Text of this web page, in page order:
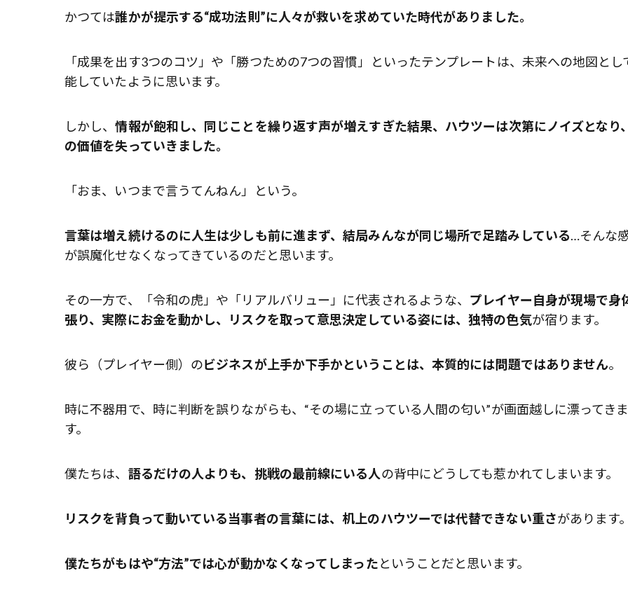
かつては誰かが提示する“成功法則”に人々が救いを求めていた時代がありました。
「成果を出す3つのコツ」や「勝つための7つの習慣」といったテンプレートは、未来への地図とし
能していたように思います。
しかし、情報が飽和し、同じことを繰り返す声が増えすぎた結果、ハウツーは次第にノイズとなり
の価値を失っていきました。
「おま、いつまで言うてんねん」という。
言葉は増え続けるのに人生は少しも前に進まず、結局みんなが同じ場所で足踏みしている…そんな
が誤魔化せなくなってきているのだと思います。
その一方で、「令和の虎」や「リアルバリュー」に代表されるような、 プレイヤー自身が現場で身
張り、実際にお金を動かし、リスクを取って意思決定している姿には、独特の色気が宿ります。
彼ら（プレイヤー側）のビジネスが上手か下手かということは、本質的には問題ではありません。
時に不器用で、時に判断を誤りながらも、“その場に立っている人間の匂い”が画面越しに漂ってきま
す。
僕たちは、 語るだけの人よりも、 挑戦の最前線にいる人の背中にどうしても惹かれてしまいます。
リスクを背負って動いている当事者の言葉には、机上のハウツーでは代替できない重さがあります。
僕たちがもはや“方法”では心が動かなくなってしまったということだと思います。